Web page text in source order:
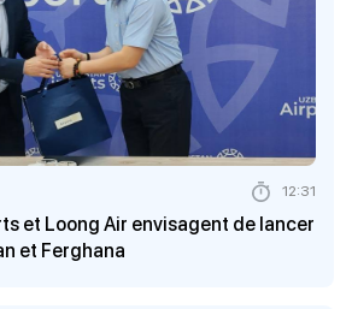
et Loong Air envisagent de lancer
et Ferghana
12:31